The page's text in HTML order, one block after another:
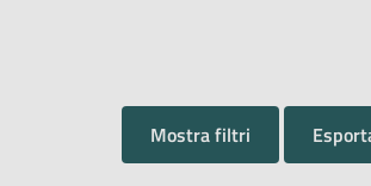
Mostra filtri